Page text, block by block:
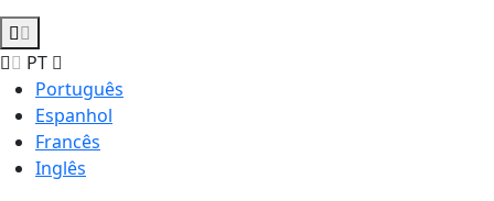
PT
Português
Espanhol
Francês
Inglês